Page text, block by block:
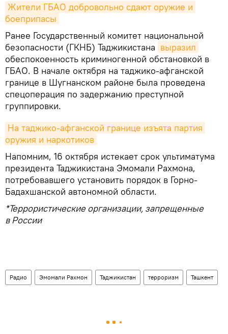
Жители ГБАО добровольно сдают оружие и
боеприпасы
Ранее Государственный комитет национальной
безопасности (ГКНБ) Таджикистана выразил
обеспокоенность криминогенной обстановкой в
ГБАО. В начале октября на таджико-афганской
границе в Шугнанском районе была проведена
спецоперация по задержанию преступной
группировки.
На таджико-афганской границе изъята партия
оружия и наркотиков
Напомним, 16 октября истекает срок ультиматума
президента Таджикистана Эмомали Рахмона,
потребовавшего установить порядок в Горно-
Бадахшанской автономной области.
*Террористические организации, запрещенные
в России
Радио Эмомали Рахмон Таджикистан терроризм Ташкент